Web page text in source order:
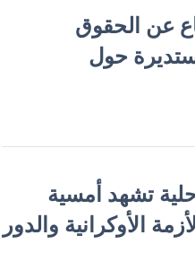
عن الحقوق
حول
تشهد أمسية
الأوكرانية والدور